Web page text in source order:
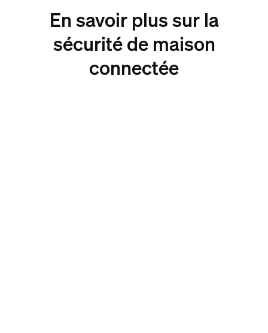
En savoir plus sur la
sécurité de maison
connectée